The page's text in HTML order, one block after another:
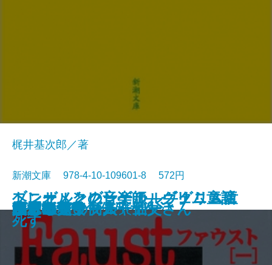
ジュリアス・シーザー
近代能楽集
ファウスト〔二〕
江分利満氏の優雅な生活
藤村詩集
楼蘭
幸福な王子
ブレーメンの音楽師―グリム童話
集III―
ヘンゼルとグレーテル―グリム童
話集II―
檸檬
梶井基次郎／著
新潮文庫 978-4-10-109601-8 572円
ファウスト〔一〕
リア王
眠れる美女
ヴェニスの商人
美しい星
レ・ミゼラブル〔五〕
かもめ・ワーニャ伯父さん
ハムレット
トニオ・クレーゲル ヴェニスに
死す
八月の光